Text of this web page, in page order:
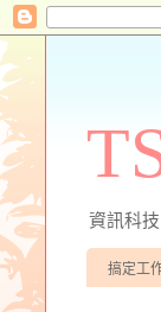
資訊科
搞定工